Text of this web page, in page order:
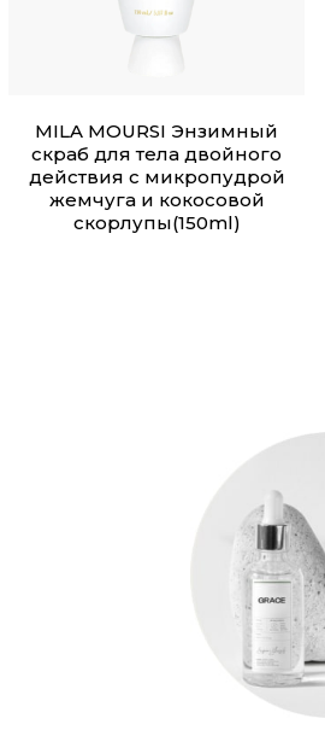
MILA MOURSI Энзимный
скраб для тела двойного
действия с микропудрой
жемчуга и кокосовой
скорлупы(150ml)